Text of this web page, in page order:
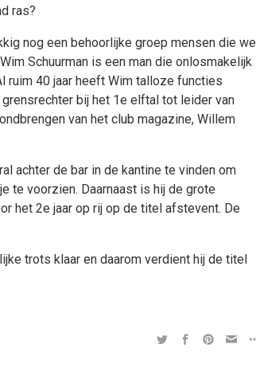
ras?
nog een behoorlijke groep mensen die we
Schuurman is een man die onlosmakelijk
ruim 40 jaar heeft Wim talloze functies
bij het 1e elftal tot leider van
van het club magazine, Willem
achter de bar in de kantine te vinden om
te voorzien. Daarnaast is hij de grote
het 2e jaar op rij op de titel afstevent. De
trots klaar en daarom verdient hij de titel